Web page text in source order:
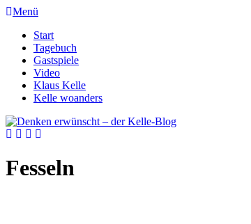
Menü
Start
Tagebuch
Gastspiele
Video
Klaus Kelle
Kelle woanders
Fesseln